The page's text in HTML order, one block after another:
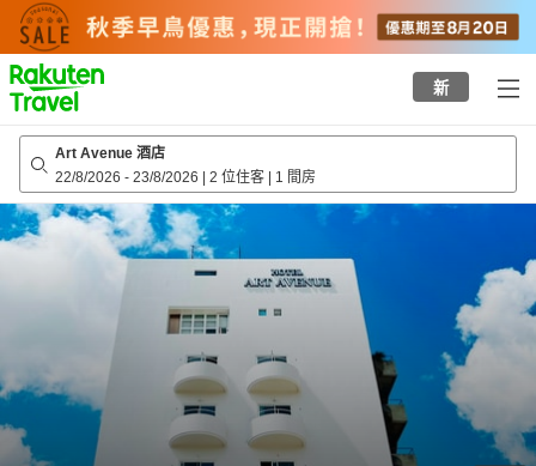
to
top
page
新
Art Avenue 酒店
22/8/2026 - 23/8/2026 | 2 位住客 | 1 間房